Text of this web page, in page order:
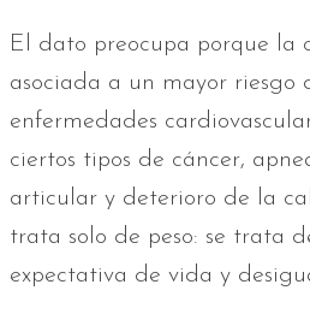
El dato preocupa porque la
asociada a un mayor riesgo
enfermedades
ciertos tipos de cáncer,
articular y deterioro de la
trata solo de peso: se trata
expectativa de vida y